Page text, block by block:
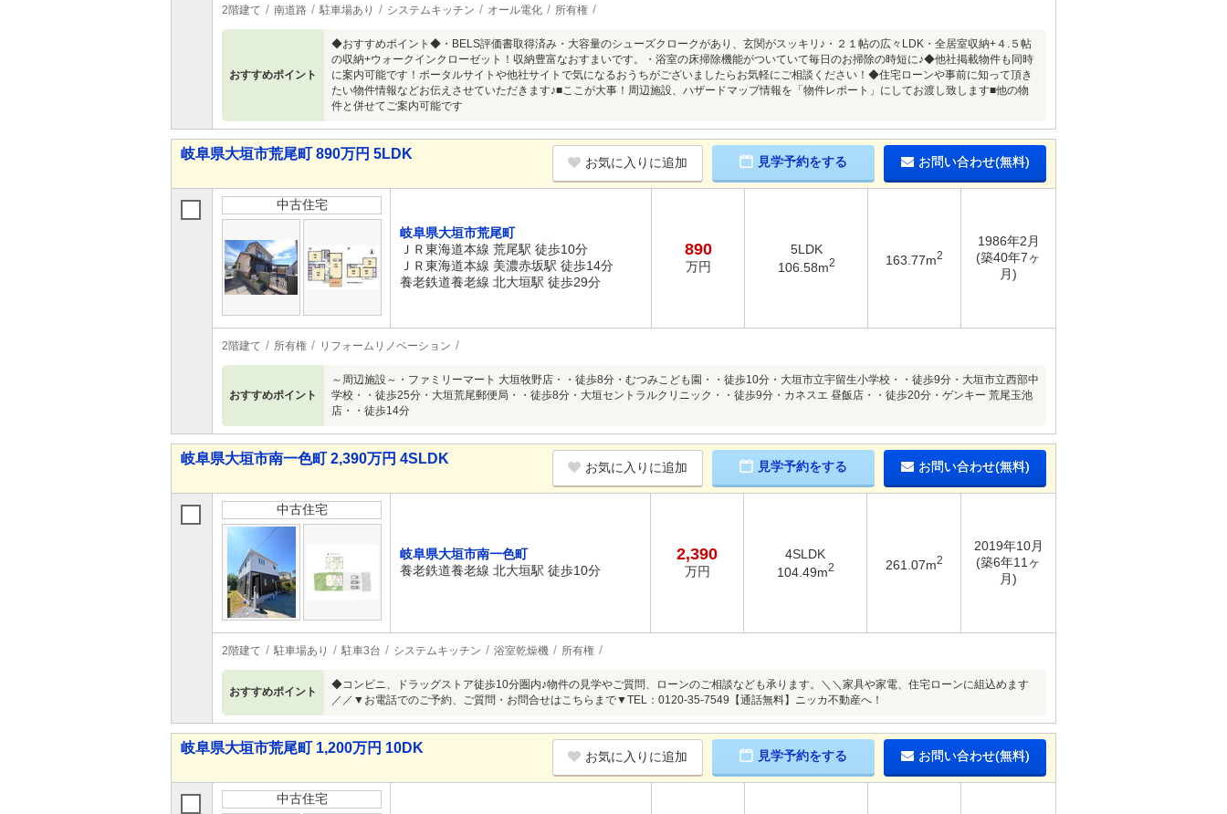
2階建て 南道路 駐車場あり システムキッチン オール電化 所有権
おすすめポイント
◆おすすめポイント◆・BELS評価書取得済み・大容量のシューズクロークがあり、玄関がスッキリ♪・２１帖の広々LDK・全居室収納+４.５帖
の収納+ウォークインクローゼット！収納豊富なおすまいです。・浴室の床掃除機能がついていて毎日のお掃除の時短に♪◆他社掲載物件も同時
に案内可能です！ポータルサイトや他社サイトで気になるおうちがございましたらお気軽にご相談ください！◆住宅ローンや事前に知って頂き
たい物件情報などお伝えさせていただきます♪■ここが大事！周辺施設、ハザードマップ情報を「物件レポート」にしてお渡し致します■他の物
件と併せてご案内可能です
岐阜県大垣市荒尾町 890万円 5LDK
お気に入りに追加 見学予約をする お問い合わせ(無料)
中古住宅
岐阜県大垣市荒尾町
ＪＲ東海道本線 荒尾駅 徒歩10分
ＪＲ東海道本線 美濃赤坂駅 徒歩14分
養老鉄道養老線 北大垣駅 徒歩29分
890
万円
5LDK
106.58m2 163.77m2
1986年2月
(築40年7ヶ
月)
2階建て 所有権 リフォームリノベーション
おすすめポイント
～周辺施設～・ファミリーマート 大垣牧野店・・徒歩8分・むつみこども園・・徒歩10分・大垣市立宇留生小学校・・徒歩9分・大垣市立西部中
学校・・徒歩25分・大垣荒尾郵便局・・徒歩8分・大垣セントラルクリニック・・徒歩9分・カネスエ 昼飯店・・徒歩20分・ゲンキー 荒尾玉池
店・・徒歩14分
岐阜県大垣市南一色町 2,390万円 4SLDK
お気に入りに追加 見学予約をする お問い合わせ(無料)
中古住宅
岐阜県大垣市南一色町
養老鉄道養老線 北大垣駅 徒歩10分
2,390
万円
4SLDK
104.49m2 261.07m2
2019年10月
(築6年11ヶ
月)
2階建て 駐車場あり 駐車3台 システムキッチン 浴室乾燥機 所有権
おすすめポイント
◆コンビニ、ドラッグストア徒歩10分圏内♪物件の見学やご質問、ローンのご相談なども承ります。＼＼家具や家電、住宅ローンに組込めます
／／▼お電話でのご予約、ご質問・お問合せはこちらまで▼TEL：0120-35-7549【通話無料】ニッカ不動産へ！
岐阜県大垣市荒尾町 1,200万円 10DK
お気に入りに追加 見学予約をする お問い合わせ(無料)
中古住宅